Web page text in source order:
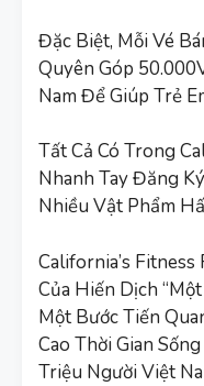
Đặc Biệt, Mỗi Vé
Quyên Góp
Nam Để Giúp Trẻ
Tất Cả Có Trong
Nhanh Tay Đăng
Nhiều Vật Phẩm
California’s
Của Hiến Dịch
Một Bước Tiến
Cao Thời Gian
Triệu Người Việt